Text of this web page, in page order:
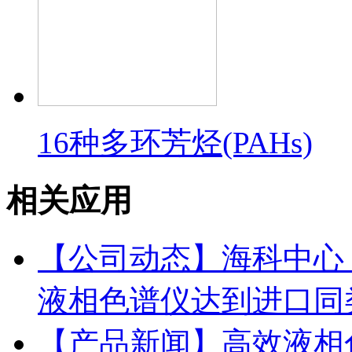
16种多环芳烃(PAHs)
相关应用
【公司动态】海科中
液相色谱仪达到进口
【产品新闻】高效液